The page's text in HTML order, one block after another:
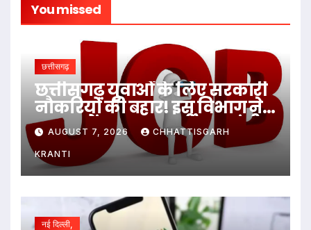
You missed
छत्तीसगढ़
छत्तीसगढ़ युवाओं के लिए सरकारी
नौकरियों की बहार! इस विभाग ने
1235 पदों पर बम्पर भर्ती, डाटा एंट्री
ऑपरेटर के ही 400 पद…
AUGUST 7, 2026 CHHATTISGARH
KRANTI
नई दिल्ली,